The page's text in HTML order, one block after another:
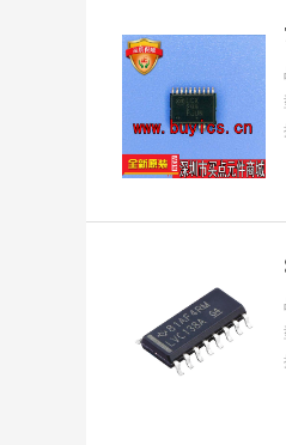
HGSEMI(华冠)
ST(意法半导体)
TI(德州仪器)
Nexperia(安世)
大毅科技
VISHAY(威世)
Goertek(歌尔)
Harting(浩亭)
MACOM(镁可)
U-BLOX(优北罗)
MPS(芯源)
Chipanalog(川土微)